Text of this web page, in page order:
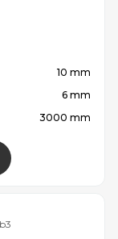
10 mm
6 mm
3000 mm